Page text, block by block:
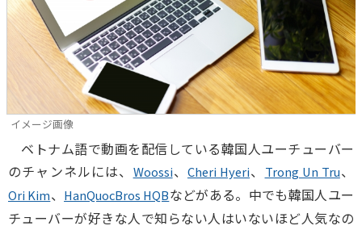
イメージ画像
ベトナム語で動画を配信している韓国人ユーチューバー
のチャンネルには、 Woossi、 Cheri Hyeri、 Trong Un Tru、
Ori Kim、 HanQuocBros HQBなどがある。中でも韓国人ユー
チューバーが好きな人で知らない人はいないほど人気なの